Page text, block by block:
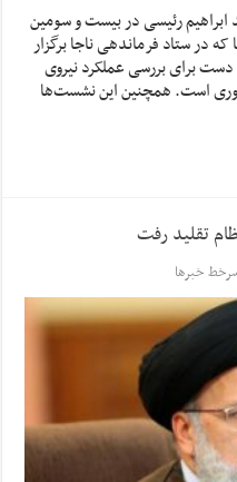
ابراهیم رئیسی در بیست و سومین
در ستاد فرماندهی ناجا برگزار
برای بررسی عملکرد نیروی
است. همچنین این نشست‌ها
تقلید رفت
خبرها